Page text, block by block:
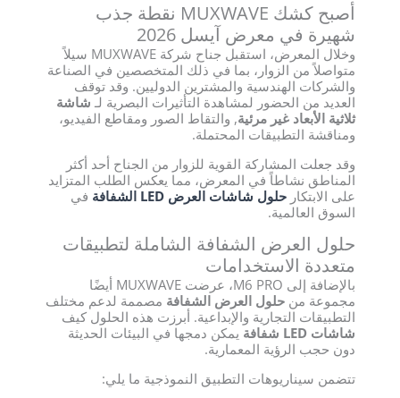
أصبح كشك MUXWAVE نقطة جذب
شهيرة في معرض آيسل 2026
وخلال المعرض، استقبل جناح شركة MUXWAVE سيلاً
متواصلاً من الزوار، بما في ذلك المتخصصين في الصناعة
والشركات الهندسية والمشترين الدوليين. وقد توقف
العديد من الحضور لمشاهدة التأثيرات البصرية لـ شاشة
ثلاثية الأبعاد غير مرئية, والتقاط الصور ومقاطع الفيديو،
ومناقشة التطبيقات المحتملة.
وقد جعلت المشاركة القوية للزوار من الجناح أحد أكثر
المناطق نشاطاً في المعرض، مما يعكس الطلب المتزايد
على الابتكار حلول شاشات العرض LED الشفافة
في
السوق العالمية.
حلول العرض الشفافة الشاملة لتطبيقات
متعددة الاستخدامات
بالإضافة إلى M6 PRO، عرضت MUXWAVE أيضًا
مجموعة من حلول العرض الشفافة مصممة لدعم مختلف
التطبيقات التجارية والإبداعية. أبرزت هذه الحلول كيف
شاشات LED شفافة
يمكن دمجها في البيئات الحديثة
دون حجب الرؤية المعمارية.
تتضمن سيناريوهات التطبيق النموذجية ما يلي: